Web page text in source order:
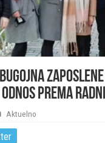
prema
Aktuelno